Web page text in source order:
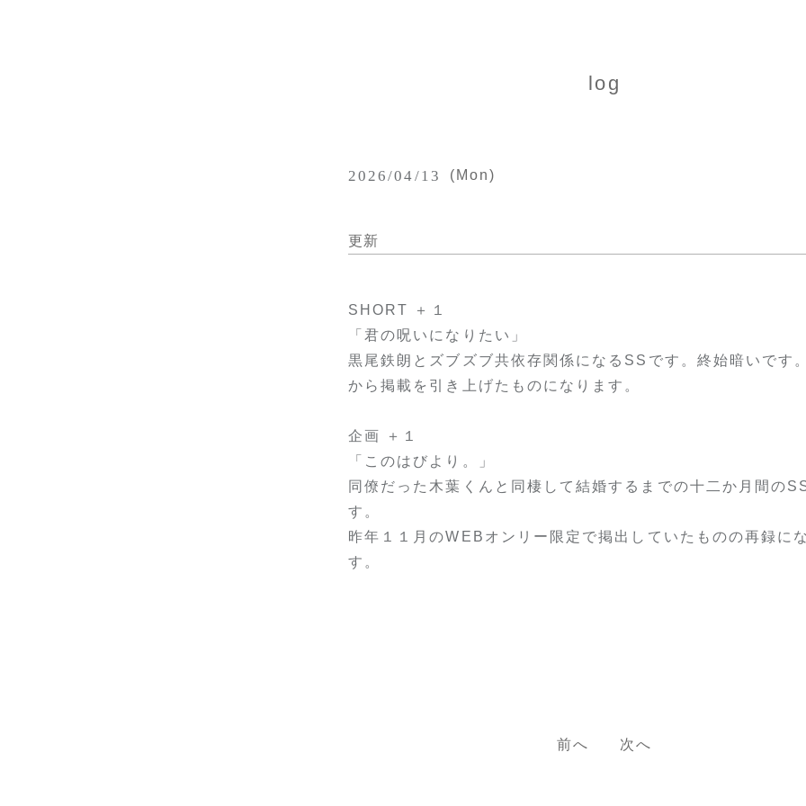
log
2026/04/13 (Mon)
更新
SHORT ＋１
「君の呪いになりたい」
黒尾鉄朗とズブズブ共依存関係になるSSです。終始暗いです
から掲載を引き上げたものになります。
企画 ＋１
「このはびより。」
同僚だった木葉くんと同棲して結婚するまでの十二か月間の
す。
昨年１１月のWEBオンリー限定で掲出していたものの再録に
す。
前へ 次へ